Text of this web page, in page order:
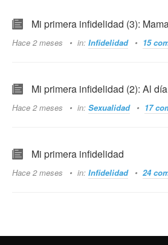
Mi primera infidelidad (3):
Hace 2 meses in: Infidelidad 15
Mi primera infidelidad (2): Al
Hace 2 meses in: Sexualidad 17
Mi primera infidelidad
Hace 2 meses in: Infidelidad 24